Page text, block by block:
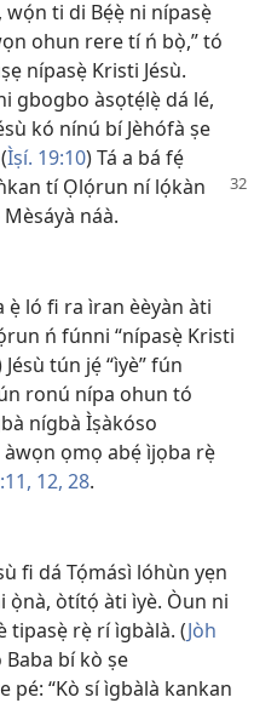
ti di Bẹ́ẹ̀ ni nípasẹ̀
ohun rere tí ń bọ̀,” tó
nípasẹ̀ Kristi Jésù.
gbogbo àsọtẹ́lẹ̀ dá lé,
kó nínú bí Jèhófà ṣe
Ìṣí. 19:10) Tá a bá fẹ́
tí Ọlọ́run ní lọ́kàn
náà.
ẹ̀ ló fi ra ìran èèyàn àti
ń fúnni “nípasẹ̀ Kristi
Jésù tún jẹ́ “ìyè” fún
ronú nípa ohun tó
nígbà Ìṣàkóso
ọmọ abẹ́ ìjọba rẹ̀
12, 28.
fi dá Tọ́másì lóhùn yẹn
ọ̀nà, òtítọ́ àti ìyè. Òun ni
tipasẹ̀ rẹ̀ rí ìgbàlà. (Jòh
bí kò ṣe
pé: “Kò sí ìgbàlà kankan